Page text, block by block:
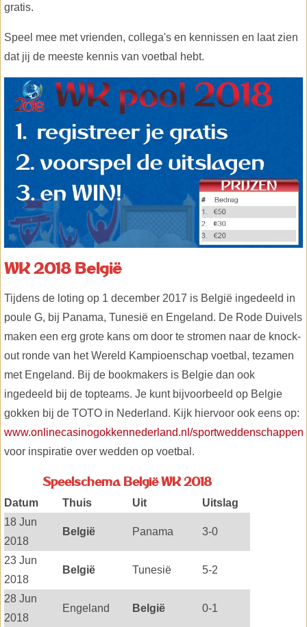
gratis.
Speel mee met vrienden, collega's en kennissen en laat zien
dat jij de meeste kennis van voetbal hebt.
WK 2018 België
Tijdens de loting op 1 december 2017 is België ingedeeld in
poule G, bij Panama, Tunesië en Engeland. De Rode Duivels
maken een erg grote kans om door te stromen naar de knock-
out ronde van het Wereld Kampioenschap voetbal, tezamen
met Engeland. Bij de bookmakers is Belgie dan ook
ingedeeld bij de topteams. Je kunt bijvoorbeeld op Belgie
gokken bij de TOTO in Nederland. Kijk hiervoor ook eens op:
www.onlinecasinogokkennederland.nl/sportweddenschappen
voor inspiratie over wedden op voetbal.
Speelschema België WK 2018
Datum Thuis Uit
Uitslag
18 Jun
2018
België Panama 3-0
23 Jun
2018
België Tunesië 5-2
28 Jun
2018
Engeland België 0-1